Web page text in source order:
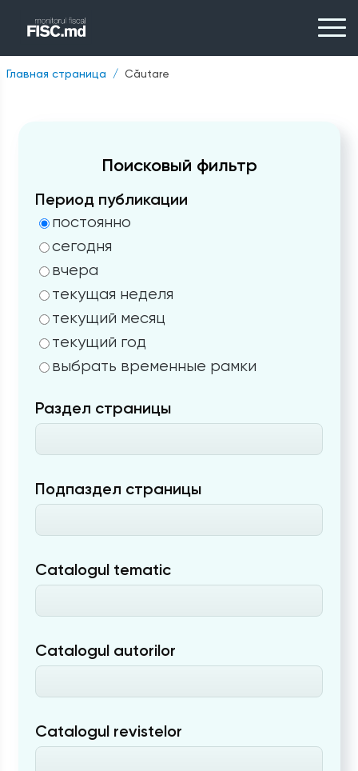
Главная страница Căutare
Поисковый фильтр
Период публикации
постоянно
сегодня
вчера
текущая неделя
текущий месяц
текущий год
выбрать временные рамки
Раздел страницы
Подпаздел страницы
Catalogul tematic
Catalogul autorilor
Catalogul revistelor